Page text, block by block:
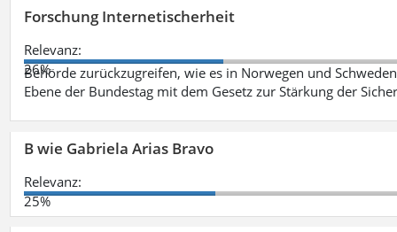
Forschung Internetischerheit
Relevanz:
26%
Behörde zurückzugreifen, wie es in Norwegen und
Ebene der Bundestag mit dem Gesetz zur Stärkung der
B wie Gabriela Arias Bravo
Relevanz:
25%